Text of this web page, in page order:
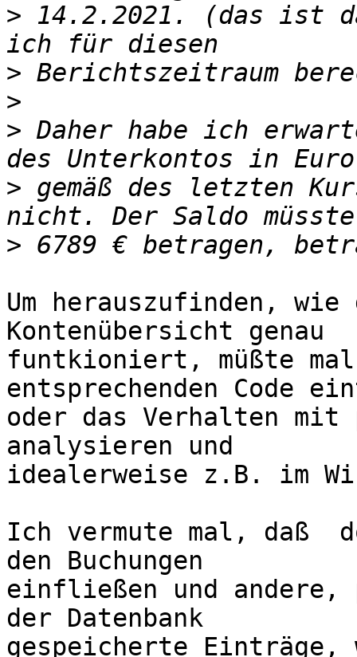
> 14.2.2021. (das ist
>
>
> Daher habe ich
> gemäß des letzten
>
Um herauszufinden,
Kontenübersicht genau
funtkioniert, müßte
entsprechenden Code
oder das Verhalten mit
analysieren und
idealerweise z.B. im
Ich vermute mal, daß
den Buchungen
einfließen und
der Datenbank
gespeicherte Einträge,